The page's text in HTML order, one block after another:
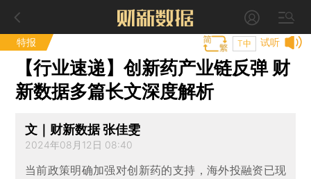
特报 试听
T中
【行业速递】创新药产业链反弹 财
新数据多篇长文深度解析
文｜财新数据 张佳雯
2024年08月12日 08:40
当前政策明确加强对创新药的支持，海外投融资已现